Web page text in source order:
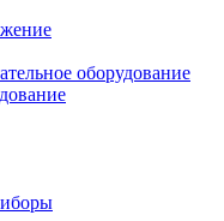
оборудование